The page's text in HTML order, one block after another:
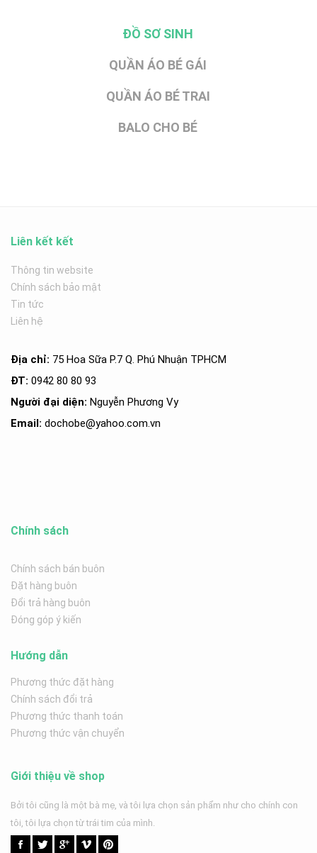
ĐỒ SƠ SINH
QUẦN ÁO BÉ GÁI
QUẦN ÁO BÉ TRAI
BALO CHO BÉ
Liên kết kết
Thông tin website
Chính sách bảo mật
Tin tức
Liên hệ
Địa chỉ: 75 Hoa Sữa P.7 Q. Phú Nhuận TPHCM
ĐT: 0942 80 80 93
Người đại diện: Nguyễn Phương Vy
Email: dochobe@yahoo.com.vn
Chính sách
Chính sách bán buôn
Đặt hàng buôn
Đổi trả hàng buôn
Đóng góp ý kiến
Hướng dẫn
Phương thức đặt hàng
Chính sách đổi trả
Phương thức thanh toán
Phương thức vận chuyển
Giới thiệu về shop
Bởi tôi cũng là một bà mẹ, và tôi lựa chọn sản phẩm như cho chính con
tôi, tôi lựa chọn từ trái tim của mình.